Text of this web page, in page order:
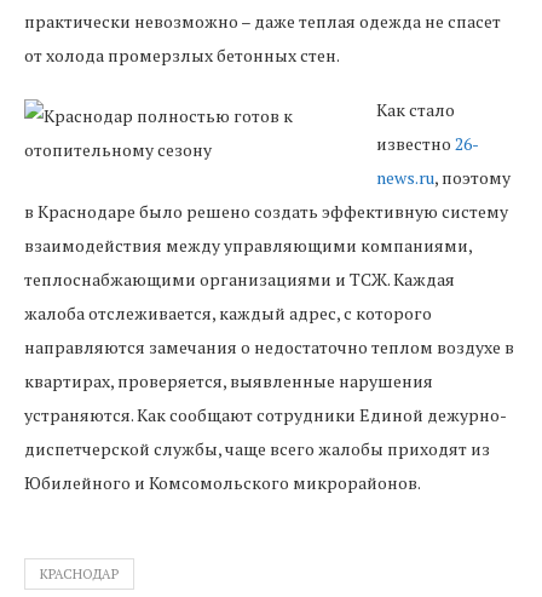
практически невозможно – даже теплая одежда не спасет
от холода промерзлых бетонных стен.
Как стало
известно 26-
news.ru, поэтому
в Краснодаре было решено создать эффективную систему
взаимодействия между управляющими компаниями,
теплоснабжающими организациями и ТСЖ. Каждая
жалоба отслеживается, каждый адрес, с которого
направляются замечания о недостаточно теплом воздухе в
квартирах, проверяется, выявленные нарушения
устраняются. Как сообщают сотрудники Единой дежурно-
диспетчерской службы, чаще всего жалобы приходят из
Юбилейного и Комсомольского микрорайонов.
КРАСНОДАР